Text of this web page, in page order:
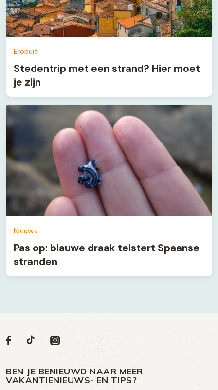
Eropuit
Stedentrip met een strand? Hier moet
je zijn
Nieuws
Pas op: blauwe draak teistert Spaanse
stranden
Volg
op
Social
Volg
op
Facebook
Volg
op
TikTok
Volg
op
Instagram
BEN JE BENIEUWD NAAR MEER
VAKANTIENIEUWS- EN TIPS?